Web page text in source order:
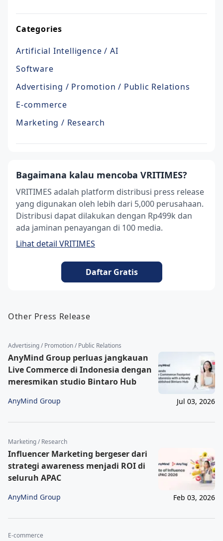
Categories
Artificial Intelligence / AI
Software
Advertising / Promotion / Public Relations
E-commerce
Marketing / Research
Bagaimana kalau mencoba VRITIMES?
VRITIMES adalah platform distribusi press release
yang digunakan oleh lebih dari 5,000 perusahaan.
Distribusi dapat dilakukan dengan Rp499k dan
ada jaminan penayangan di 100 media.
Lihat detail VRITIMES
Daftar Gratis
Other Press Release
Advertising / Promotion / Public Relations
AnyMind Group perluas jangkauan
Live Commerce di Indonesia dengan
meresmikan studio Bintaro Hub
AnyMind Group Jul 03, 2026
Marketing / Research
Influencer Marketing bergeser dari
strategi awareness menjadi ROI di
seluruh APAC
AnyMind Group Feb 03, 2026
E-commerce